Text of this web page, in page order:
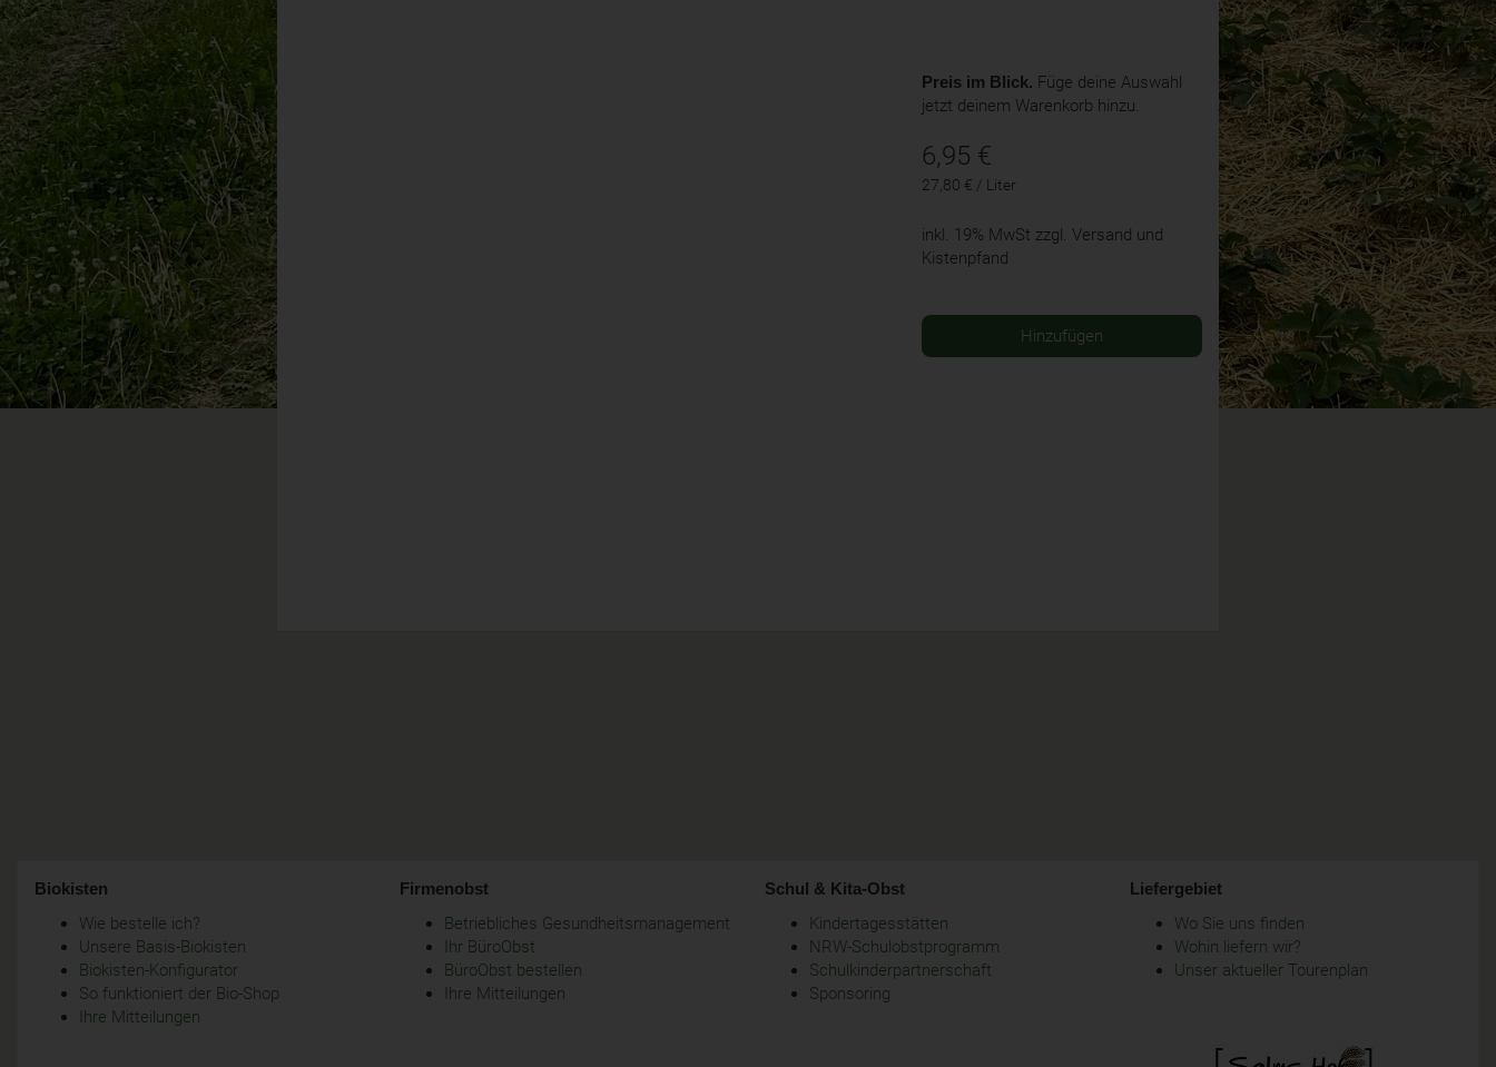
Preis im Blick. Füge deine Auswahl
jetzt deinem Warenkorb hinzu.
6,95 €
27,80 € / Liter
inkl. 19% MwSt zzgl. Versand und
Kistenpfand
Hinzufügen
Biokisten
Wie bestelle ich?
Unsere Basis-Biokisten
Biokisten-Konfigurator
So funktioniert der Bio-Shop
Ihre Mitteilungen
Firmenobst
Betriebliches Gesundheitsmanagement
Ihr BüroObst
BüroObst bestellen
Ihre Mitteilungen
Schul & Kita-Obst
Kindertagesstätten
NRW-Schulobstprogramm
Schulkinderpartnerschaft
Sponsoring
Liefergebiet
Wo Sie uns finden
Wohin liefern wir?
Unser aktueller Tourenplan